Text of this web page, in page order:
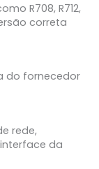
R708, R712,
correta
do fornecedor
rede,
da